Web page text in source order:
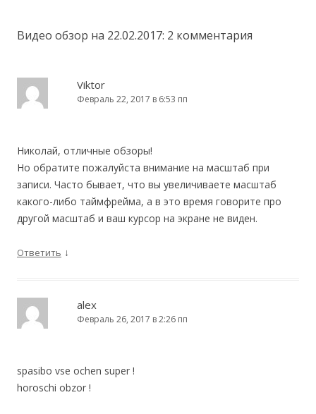
Видео обзор на 22.02.2017: 2 комментария
Viktor
Февраль 22, 2017 в 6:53 пп
Николай, отличные обзоры!
Но обратите пожалуйста внимание на масштаб при
записи. Часто бывает, что вы увеличиваете масштаб
какого-либо таймфрейма, а в это время говорите про
другой масштаб и ваш курсор на экране не виден.
Ответить ↓
alex
Февраль 26, 2017 в 2:26 пп
spasibo vse ochen super !
horoschi obzor !